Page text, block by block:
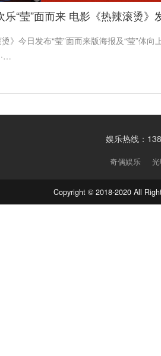
“莹”面而来 电影《热辣滚烫》
》今日发布“莹”面而来版海报及“莹”体向
娱乐热线：
奇偶娱乐
Copyright © 2018-2020 All